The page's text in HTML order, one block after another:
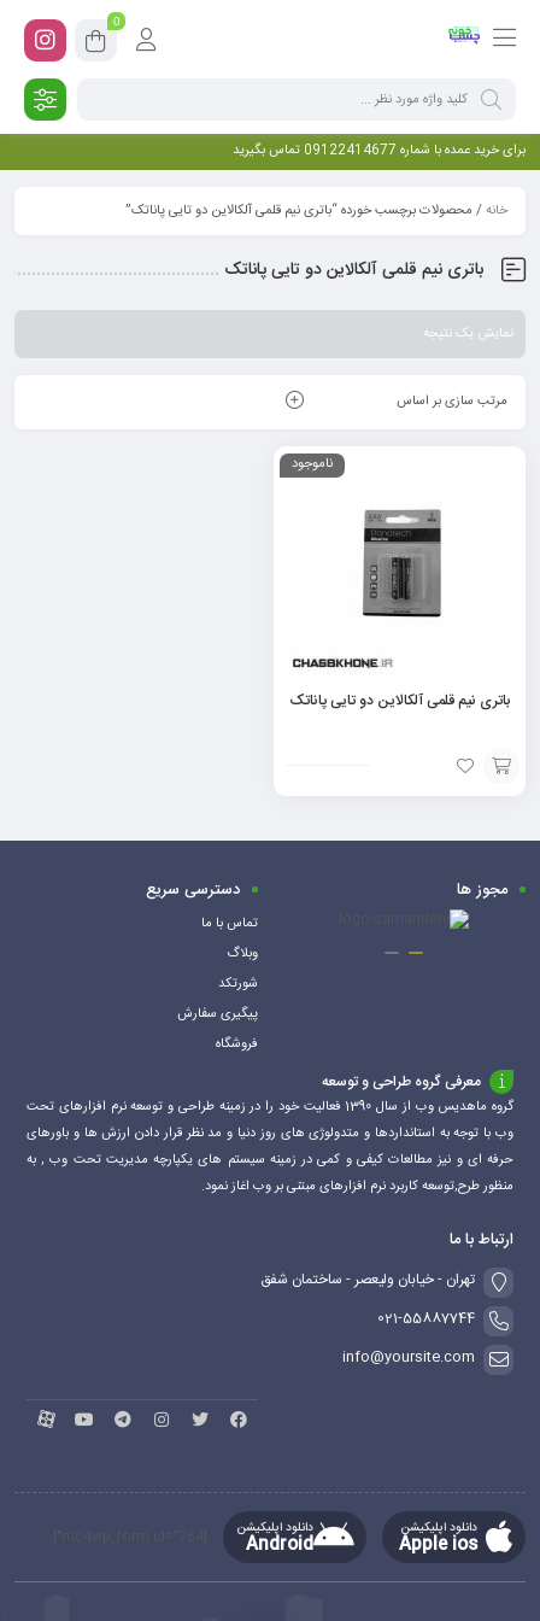
0
برای خرید عمده با شماره 09122414677 تماس بگیرید
خانه/ محصولات برچسب خورده “باتری نیم قلمی آلکالاین دو تایی پاناتک”
باتری نیم قلمی آلکالاین دو تایی پاناتک
نمایش یک نتیجه
مرتب سازی بر اساس
ناموجود
باتری نیم قلمی آلکالاین دو تایی پاناتک
افزودن
به
مجوز ها دسترسی سریع
تماس با ما
وبلاگ
شورتکد
پیگیری سفارش
فروشگاه
معرفی گروه طراحی و توسعه
گروه ماهدیس وب از سال 1390 فعالیت خود را در زمینه طراحی و توسعه نرم افزارهای تحت
وب با توجه به استانداردها و متدولوژی های روز دنیا و مد نظر قرار دادن ارزش ها و باورهای
حرفه ای و نیز مطالعات کیفی و کمی در زمینه سیستم های یکپارچه مدیریت تحت وب , به
منظور طرح,توسعه کاربرد نرم افزارهای مبتنی بر وب اغاز نمود.
ارتباط با ما
تهران - خیابان ولیعصر - ساختمان شفق
021-55887744
info@yoursite.com
دانلود اپلیکیشن
Apple ios
دانلود اپلیکیشن
Android